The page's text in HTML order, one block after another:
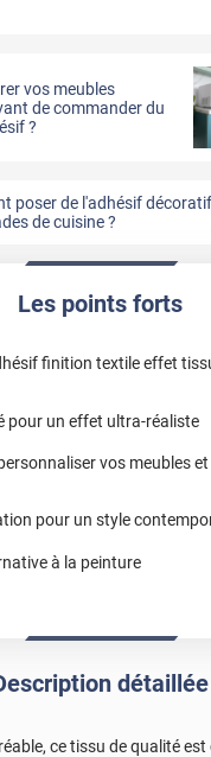
vos meubles
de commander du
?
poser de l'adhésif
de cuisine ?
Les points forts
finition textile effet
pour un effet ultra-réaliste
vos meubles
pour un style
à la peinture
détaillée
ce tissu de qualité